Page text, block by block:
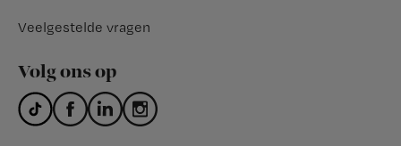
Veelgestelde vragen
Volg ons op